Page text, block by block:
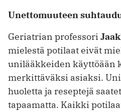
Unettomuuteen
Geriatrian professori
mielestä potilaat eivät
unilääkkeiden käyttöään
merkittäväksi asiaksi.
huoletta ja reseptejä
tapaamatta. Kaikki